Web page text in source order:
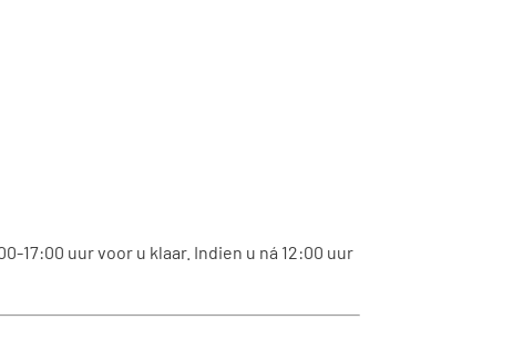
17:00 uur voor u klaar. Indien u ná 12:00 uur